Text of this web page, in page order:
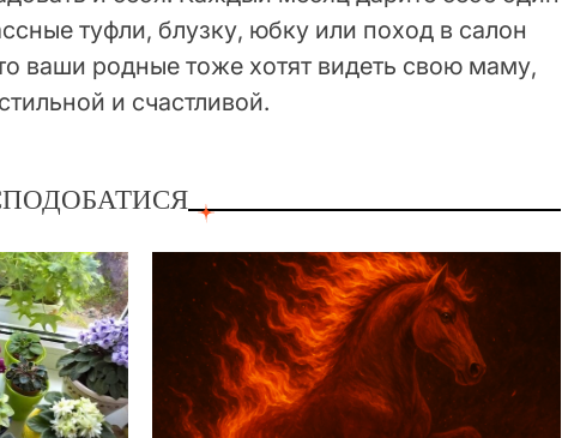
туфли, блузку, юбку или поход в салон
ваши родные тоже хотят видеть свою маму,
и счастливой.